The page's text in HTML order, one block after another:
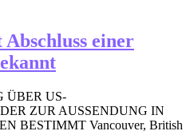
einer
ÜBER US-
ZUR AUSSENDUNG IN
BESTIMMT Vancouver, British